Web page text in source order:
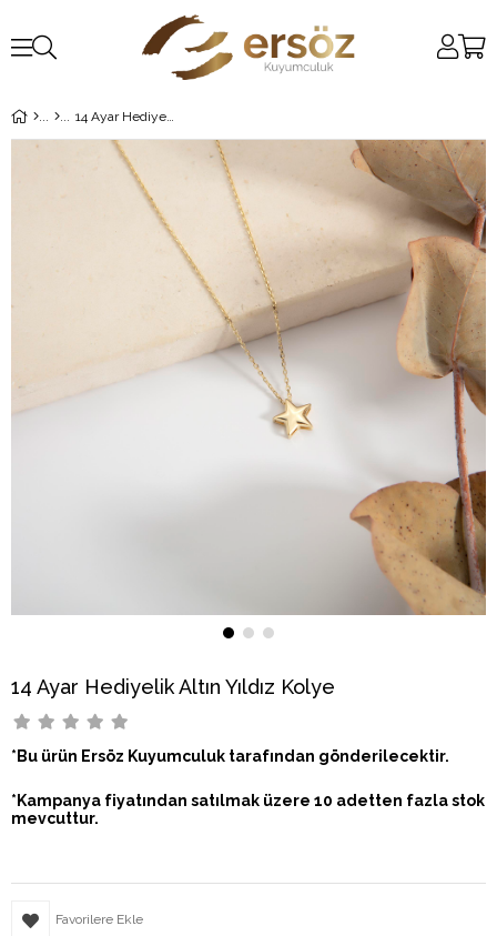
14 Ayar Hediyelik Altın Yıldız Kolye
14 Ayar Hediyelik Altın Yıldız Kolye
*Bu ürün Ersöz Kuyumculuk tarafından gönderilecektir.
*Kampanya fiyatından satılmak üzere 10 adetten fazla stok
mevcuttur.
Favorilere Ekle